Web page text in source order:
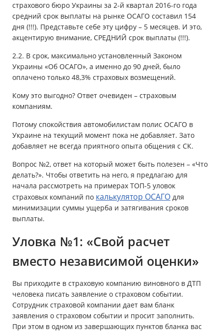
страхового бюро Украины за 2-й квартал 2016-го года
средний срок выплаты на рынке ОСАГО составил 154
дня (!!!). Представьте себе эту цифру – 5 месяцев. И это,
акцентирую внимание, СРЕДНИЙ срок выплаты (!!!).
2.2. В срок, максимально установленный Законом
Украины «Об ОСАГО», а именно до 90 дней, было
оплачено только 48,3% страховых возмещений.
Кому это выгодно? Ответ очевиден – страховым
компаниям.
Потому спокойствия автомобилистам полис ОСАГО в
Украине на текущий момент пока не добавляет. Зато
добавляет не всегда приятного опыта общения с СК.
Вопрос №2, ответ на который может быть полезен – «Что
делать?». Чтобы ответить на него, я предлагаю для
начала рассмотреть на примерах ТОП-5 уловок
страховых компаний по калькулятор ОСАГО для
минимизации суммы ущерба и затягивания сроков
выплаты.
Уловка №1: «Свой расчет
вместо независимой оценки»
Вы приходите в страховую компанию виновного в ДТП
человека писать заявление о страховом событии.
Сотрудник страховой компании дает вам бланк
заявления о страховом событии и просит заполнить.
При этом в одном из завершающих пунктов бланка вас